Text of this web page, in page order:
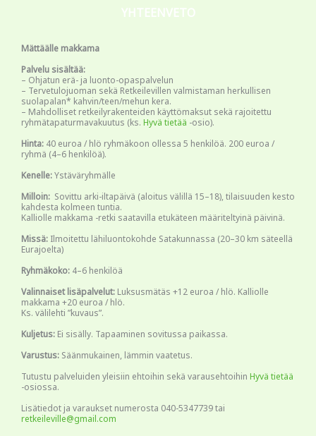
YHTEENVETO
Mättäälle makkama
Palvelu sisältää:
– Ohjatun erä- ja luonto-opaspalvelun
– Tervetulojuoman sekä Retkeilevillen valmistaman herkullisen
suolapalan* kahvin/teen/mehun kera.
– Mahdolliset retkeilyrakenteiden käyttömaksut sekä rajoitettu
ryhmätapaturmavakuutus (ks. Hyvä tietää -osio).
Hinta: 40 euroa / hlö ryhmäkoon ollessa 5 henkilöä. 200 euroa /
ryhmä (4–6 henkilöä).
Kenelle:Ystäväryhmälle
Milloin: Sovittu arki-iltapäivä (aloitus välillä 15–18), tilaisuuden kesto
kahdesta kolmeen tuntia.
Kalliolle makkama -retki saatavilla etukäteen määriteltyinä päivinä.
Missä: Ilmoitettu lähiluontokohde Satakunnassa (20–30 km säteellä
Eurajoelta)
Ryhmäkoko: 4–6 henkilöä
Valinnaiset lisäpalvelut: Luksusmätäs +12 euroa / hlö. Kalliolle
makkama +20 euroa / hlö.
Ks. välilehti ”kuvaus”.
Kuljetus: Ei sisälly. Tapaaminen sovitussa paikassa.
Varustus: Säänmukainen, lämmin vaatetus.
Tutustu palveluiden yleisiin ehtoihin sekä varausehtoihin Hyvä tietää
-osiossa.
Lisätiedot ja varaukset numerosta 040-5347739 tai
retkeileville@gmail.com